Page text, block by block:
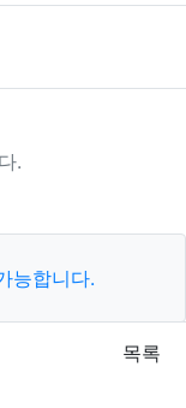
.
능합니다.
목록